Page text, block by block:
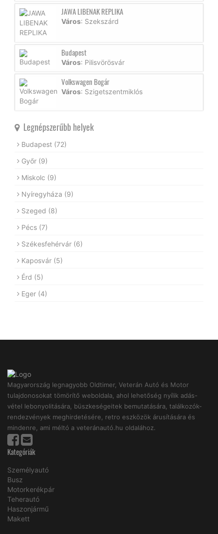
JAWA LIBENAK REPLIKA
Város: Szekszárd
Budapest
Város: Pilisvörösvár
Volkswagen Bogár
Város: Szigetszentmiklós
Legnépszerűbb helyek
Budapest (72)
Győr (9)
Miskolc (9)
Nyíregyháza (9)
Szeged (8)
Pécs (7)
Székesfehérvár (6)
Kaposvár (5)
Érd (5)
Eger (4)
Magyarország legnagyobb Oldtimer, Veterán Autó és Motor
tulajdonosokat tömörítő weboldala, ahol lehetőség nyílik adás-
vétel lebonyolitására, büszkeségeitek bemutatására, találkozók-
rendezvények meghirdetésére, retro eszközök árusítására és
mindenre, ami méltó a veteránautó.hu oldalához.
Kategóriák
Személyautó
Busz
Motorkerékpár
Teherautó
Haszonjármű
Makett